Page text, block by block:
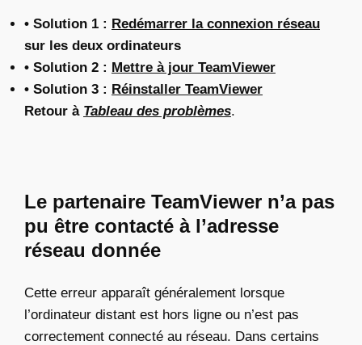
• Solution 1 : Redémarrer la connexion réseau
sur les deux ordinateurs
• Solution 2 : Mettre à jour TeamViewer
• Solution 3 : Réinstaller TeamViewer
Retour à Tableau des problèmes.
Le partenaire TeamViewer n’a pas
pu être contacté à l’adresse
réseau donnée
Cette erreur apparaît généralement lorsque
l’ordinateur distant est hors ligne ou n’est pas
correctement connecté au réseau. Dans certains